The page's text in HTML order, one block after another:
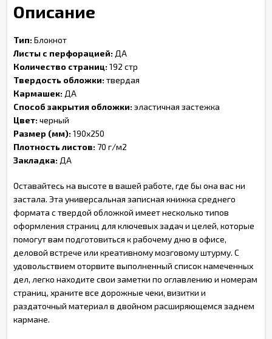
Описание
Тип:Блокнот
Листы с перфорацией: ДА
Количество страниц:192 стр
Твердость обложки:твердая
Кармашек: ДА
Способ закрытия обложки:эластичная застежка
Цвет:черный
Размер (мм):190х250
Плотность листов: 70 г/м2
Закладка: ДА
Оставайтесь на высоте в вашей работе, где бы она вас ни
застала. Эта универсальная записная книжка среднего
формата с твердой обложкой имеет несколько типов
оформления страниц для ключевых задач и целей, которые
помогут вам подготовиться к рабочему дню в офисе,
деловой встрече или креативному мозговому штурму. С
удовольствием оторвите выполненный список намеченных
дел, легко находите свои заметки по оглавлению и номерам
страниц, храните все дорожные чеки, визитки и
раздаточный материал в двойном расширяющемся заднем
кармане.